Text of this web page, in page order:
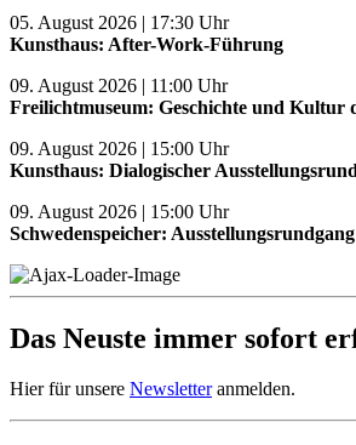
05. August 2026 | 17:30 Uhr
Kunsthaus: After-Work-Führung
09. August 2026 | 11:00 Uhr
Freilichtmuseum: Geschichte und Kultur
09. August 2026 | 15:00 Uhr
Kunsthaus: Dialogischer
09. August 2026 | 15:00 Uhr
Schwedenspeicher:
Das Neuste immer sofort
Hier für unsere Newsletteranmelden.